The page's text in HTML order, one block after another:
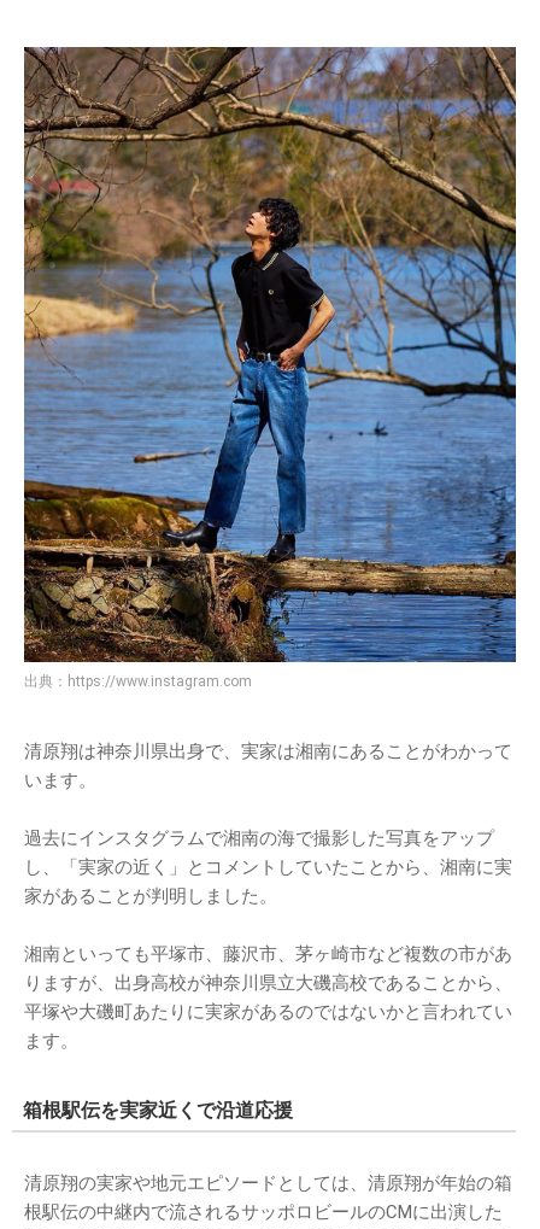
出典： https://www.instagram.com
清原翔は神奈川県出身で、実家は湘南にあることがわかって
います。
過去にインスタグラムで湘南の海で撮影した写真をアップ
し、「実家の近く」とコメントしていたことから、湘南に実
家があることが判明しました。
湘南といっても平塚市、藤沢市、茅ヶ崎市など複数の市があ
りますが、出身高校が神奈川県立大磯高校であることから、
平塚や大磯町あたりに実家があるのではないかと言われてい
ます。
箱根駅伝を実家近くで沿道応援
清原翔の実家や地元エピソードとしては、清原翔が年始の箱
根駅伝の中継内で流されるサッポロビールのCMに出演した